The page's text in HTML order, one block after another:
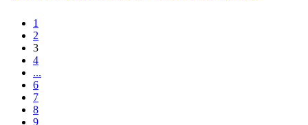
1
2
3
4
...
6
7
8
9